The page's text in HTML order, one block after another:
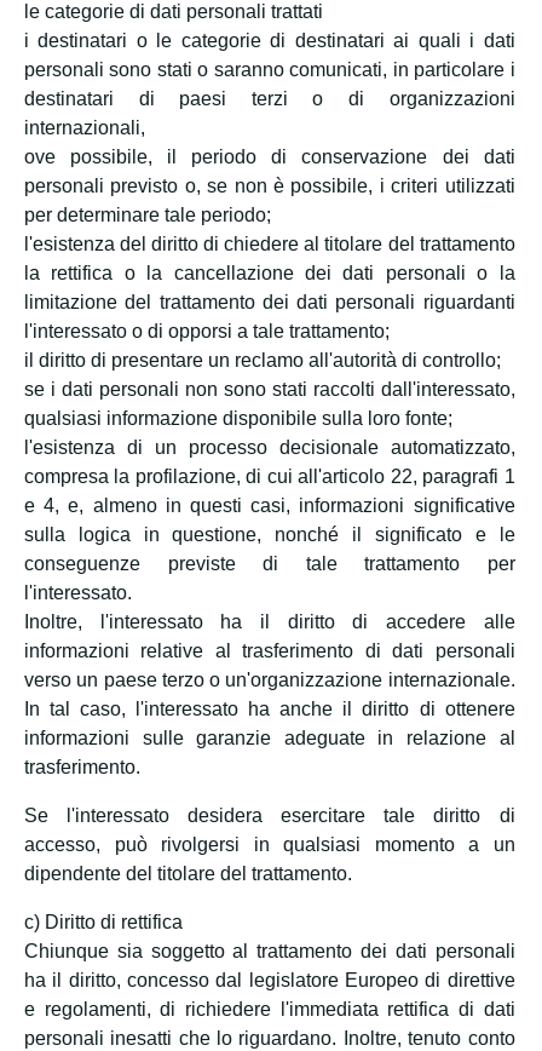
le categorie di dati personali trattati
i destinatari o le categorie di destinatari ai quali i dati
personali sono stati o saranno comunicati, in particolare i
destinatari di paesi terzi o di organizzazioni
internazionali,
ove possibile, il periodo di conservazione dei dati
personali previsto o, se non è possibile, i criteri utilizzati
per determinare tale periodo;
l'esistenza del diritto di chiedere al titolare del trattamento
la rettifica o la cancellazione dei dati personali o la
limitazione del trattamento dei dati personali riguardanti
l'interessato o di opporsi a tale trattamento;
il diritto di presentare un reclamo all'autorità di controllo;
se i dati personali non sono stati raccolti dall'interessato,
qualsiasi informazione disponibile sulla loro fonte;
l'esistenza di un processo decisionale automatizzato,
compresa la profilazione, di cui all'articolo 22, paragrafi 1
e 4, e, almeno in questi casi, informazioni significative
sulla logica in questione, nonché il significato e le
conseguenze previste di tale trattamento per
l'interessato.
Inoltre, l'interessato ha il diritto di accedere alle
informazioni relative al trasferimento di dati personali
verso un paese terzo o un'organizzazione internazionale.
In tal caso, l'interessato ha anche il diritto di ottenere
informazioni sulle garanzie adeguate in relazione al
trasferimento.
Se l'interessato desidera esercitare tale diritto di
accesso, può rivolgersi in qualsiasi momento a un
dipendente del titolare del trattamento.
c) Diritto di rettifica
Chiunque sia soggetto al trattamento dei dati personali
ha il diritto, concesso dal legislatore Europeo di direttive
e regolamenti, di richiedere l'immediata rettifica di dati
personali inesatti che lo riguardano. Inoltre, tenuto conto